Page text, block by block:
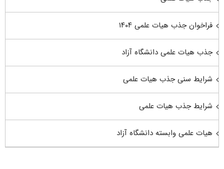
فراخوان جذب هیات علمی ۱۴۰۴
جذب هیات علمی دانشگاه آزاد
شرایط سنی جذب هیات علمی
شرایط جذب هیات علمی
هیات علمی وابسته دانشگاه آزاد